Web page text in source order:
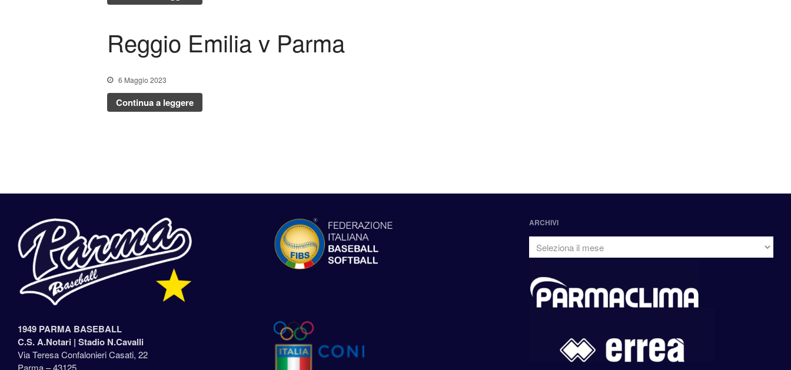
Reggio Emilia v Parma
6 Maggio 2023
Continua a leggere
1949 PARMA BASEBALL
C.S. A.Notari | Stadio N.Cavalli
Via Teresa Confalonieri Casati, 22
Parma – 43125
ARCHIVI